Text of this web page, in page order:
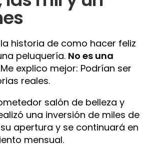
historia de como hacer feliz
peluquería. No es una
Me explico mejor: Podrían ser
reales.
salón de belleza y
una inversión de miles de
apertura y se continuará en
mensual.